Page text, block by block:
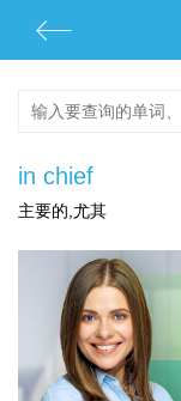
in chief
主要的,尤其